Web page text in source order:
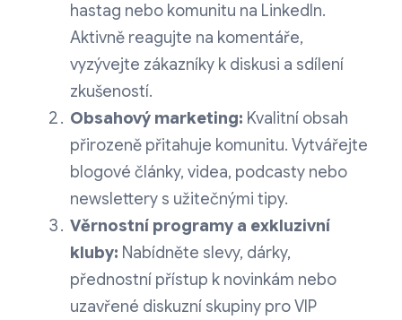
hastag nebo komunitu na LinkedIn.
Aktivně reagujte na komentáře,
vyzývejte zákazníky k diskusi a sdílení
zkušeností.
Obsahový marketing: Kvalitní obsah
přirozeně přitahuje komunitu. Vytvářejte
blogové články, videa, podcasty nebo
newslettery s užitečnými tipy.
Věrnostní programy a exkluzivní
kluby: Nabídněte slevy, dárky,
přednostní přístup k novinkám nebo
uzavřené diskuzní skupiny pro VIP